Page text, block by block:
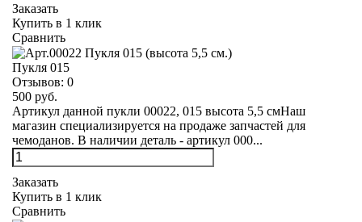
Заказать
Купить в 1 клик
Сравнить
Пукля 015
Отзывов: 0
500 руб.
Артикул данной пукли 00022, 015 высота 5,5 смНаш
магазин специализируется на продаже запчастей для
чемоданов. В наличии деталь - артикул 000...
Заказать
Купить в 1 клик
Сравнить